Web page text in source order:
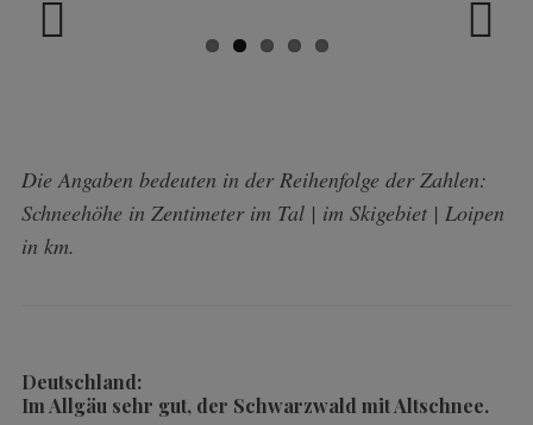
Die Angaben bedeuten in der Reihenfolge der Zahlen:
Schneehöhe in Zentimeter im Tal | im Skigebiet | Loipen
in km.
Deutschland:
Im Allgäu sehr gut, der Schwarzwald mit Altschnee.